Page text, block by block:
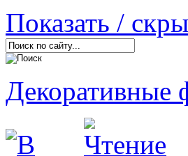
Показать /
Декоративные